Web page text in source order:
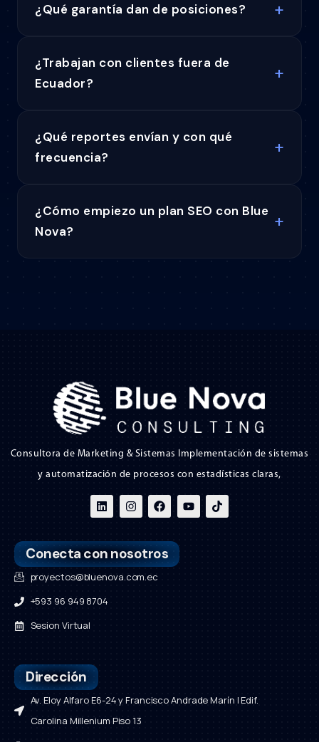
¿Qué garantía dan de posiciones?
¿Trabajan con clientes fuera de
Ecuador?
¿Qué reportes envían y con qué
frecuencia?
¿Cómo empiezo un plan SEO con Blue
Nova?
Consultora de Marketing & Sistemas Implementación de sistemas
y automatización de procesos con estadísticas claras,
Conecta con nosotros
proyectos@bluenova.com.ec
+593 96 949 8704
Sesion Virtual
Dirección
Av. Eloy Alfaro E6-24 y Francisco Andrade Marín | Edif.
Carolina Millenium Piso 13